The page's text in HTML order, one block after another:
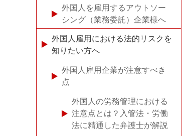
外国人を雇用するアウトソー
シング（業務委託）企業様へ
外国人雇用における法的リスクを
知りたい方へ
外国人雇用企業が注意すべき
点
外国人の労務管理における
注意点とは？入管法・労働
法に精通した弁護士が解説